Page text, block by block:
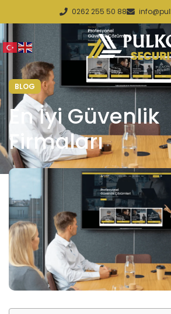
0262 255 50 88
BLOG
En İyi Güvenlik
Firmaları